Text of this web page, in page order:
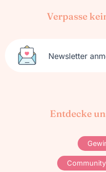
Verpasse
Newsletter
Entdecke